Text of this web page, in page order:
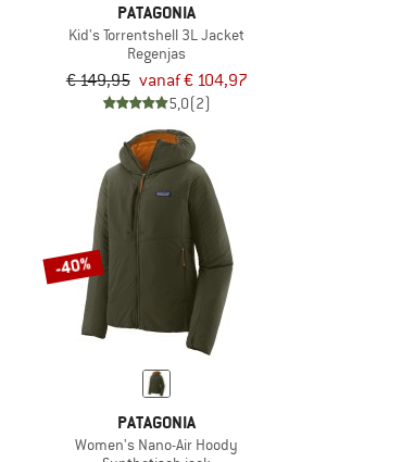
PATAGONIA
Kid's Torrentshell 3L Jacket
Regenjas
€ 149,95 vanaf € 104,97
5,0(2)
-40%
PATAGONIA
Women's Nano-Air Hoody